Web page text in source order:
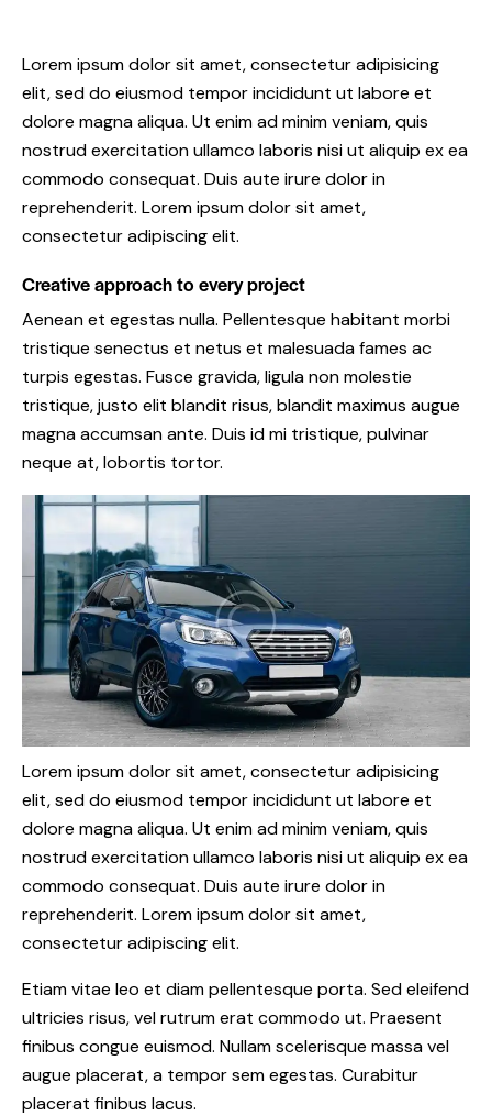
Lorem ipsum dolor sit amet, consectetur adipisicing
elit, sed do eiusmod tempor incididunt ut labore et
dolore magna aliqua. Ut enim ad minim veniam, quis
nostrud exercitation ullamco laboris nisi ut aliquip ex ea
commodo consequat. Duis aute irure dolor in
reprehenderit. Lorem ipsum dolor sit amet,
consectetur adipiscing elit.
Creative approach to every project
Aenean et egestas nulla. Pellentesque habitant morbi
tristique senectus et netus et malesuada fames ac
turpis egestas. Fusce gravida, ligula non molestie
tristique, justo elit blandit risus, blandit maximus augue
magna accumsan ante. Duis id mi tristique, pulvinar
neque at, lobortis tortor.
Lorem ipsum dolor sit amet, consectetur adipisicing
elit, sed do eiusmod tempor incididunt ut labore et
dolore magna aliqua. Ut enim ad minim veniam, quis
nostrud exercitation ullamco laboris nisi ut aliquip ex ea
commodo consequat. Duis aute irure dolor in
reprehenderit. Lorem ipsum dolor sit amet,
consectetur adipiscing elit.
Etiam vitae leo et diam pellentesque porta. Sed eleifend
ultricies risus, vel rutrum erat commodo ut. Praesent
finibus congue euismod. Nullam scelerisque massa vel
augue placerat, a tempor sem egestas. Curabitur
placerat finibus lacus.